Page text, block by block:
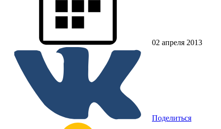
02 апреля 2013
Поделиться